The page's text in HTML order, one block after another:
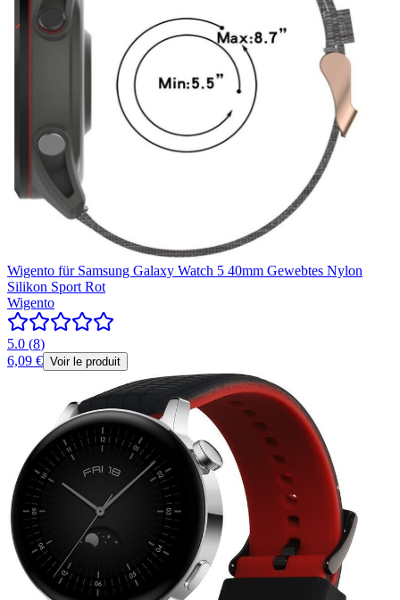
Wigento für Samsung Galaxy Watch 5 40mm Gewebtes Nylon
Silikon Sport Rot
Wigento
5.0 (8)
6,09 € Voir le produit